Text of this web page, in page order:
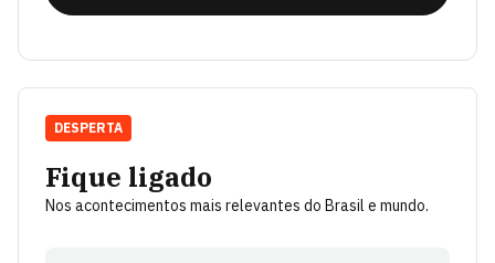
Fique ligado
Nos acontecimentos mais relevantes do Brasil e mundo.
DESPERTA